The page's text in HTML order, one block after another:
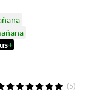
+
(5)